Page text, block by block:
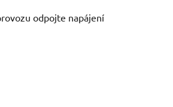
odpojte napájení